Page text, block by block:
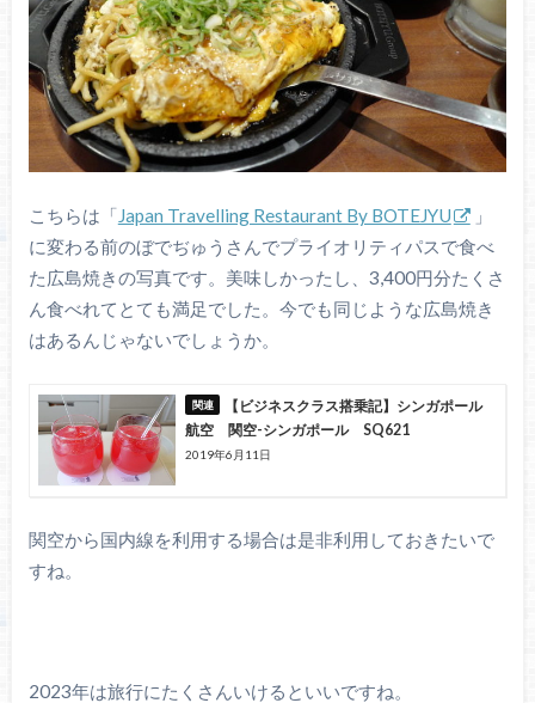
こちらは「Japan Travelling Restaurant By BOTEJYU
」
に変わる前のぼでぢゅうさんでプライオリティパスで食べ
た広島焼きの写真です。美味しかったし、3,400円分たくさ
ん食べれてとても満足でした。今でも同じような広島焼き
はあるんじゃないでしょうか。
【ビジネスクラス搭乗記】シンガポール
航空 関空-シンガポール SQ621
2019年6月11日
関空から国内線を利用する場合は是非利用しておきたいで
すね。
2023年は旅行にたくさんいけるといいですね。